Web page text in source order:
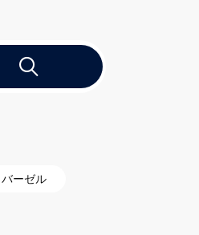
バーゼル